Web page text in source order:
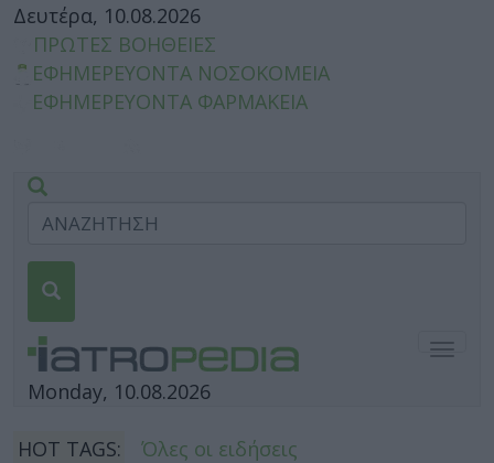
Δευτέρα, 10.08.2026
ΠΡΩΤΕΣ ΒΟΗΘΕΙΕΣ
ΕΦΗΜΕΡΕΥΟΝΤΑ ΝΟΣΟΚΟΜΕΙΑ
ΕΦΗΜΕΡΕΥΟΝΤΑ ΦΑΡΜΑΚΕΙΑ
Monday, 10.08.2026
HOT TAGS:
Όλες οι ειδήσεις